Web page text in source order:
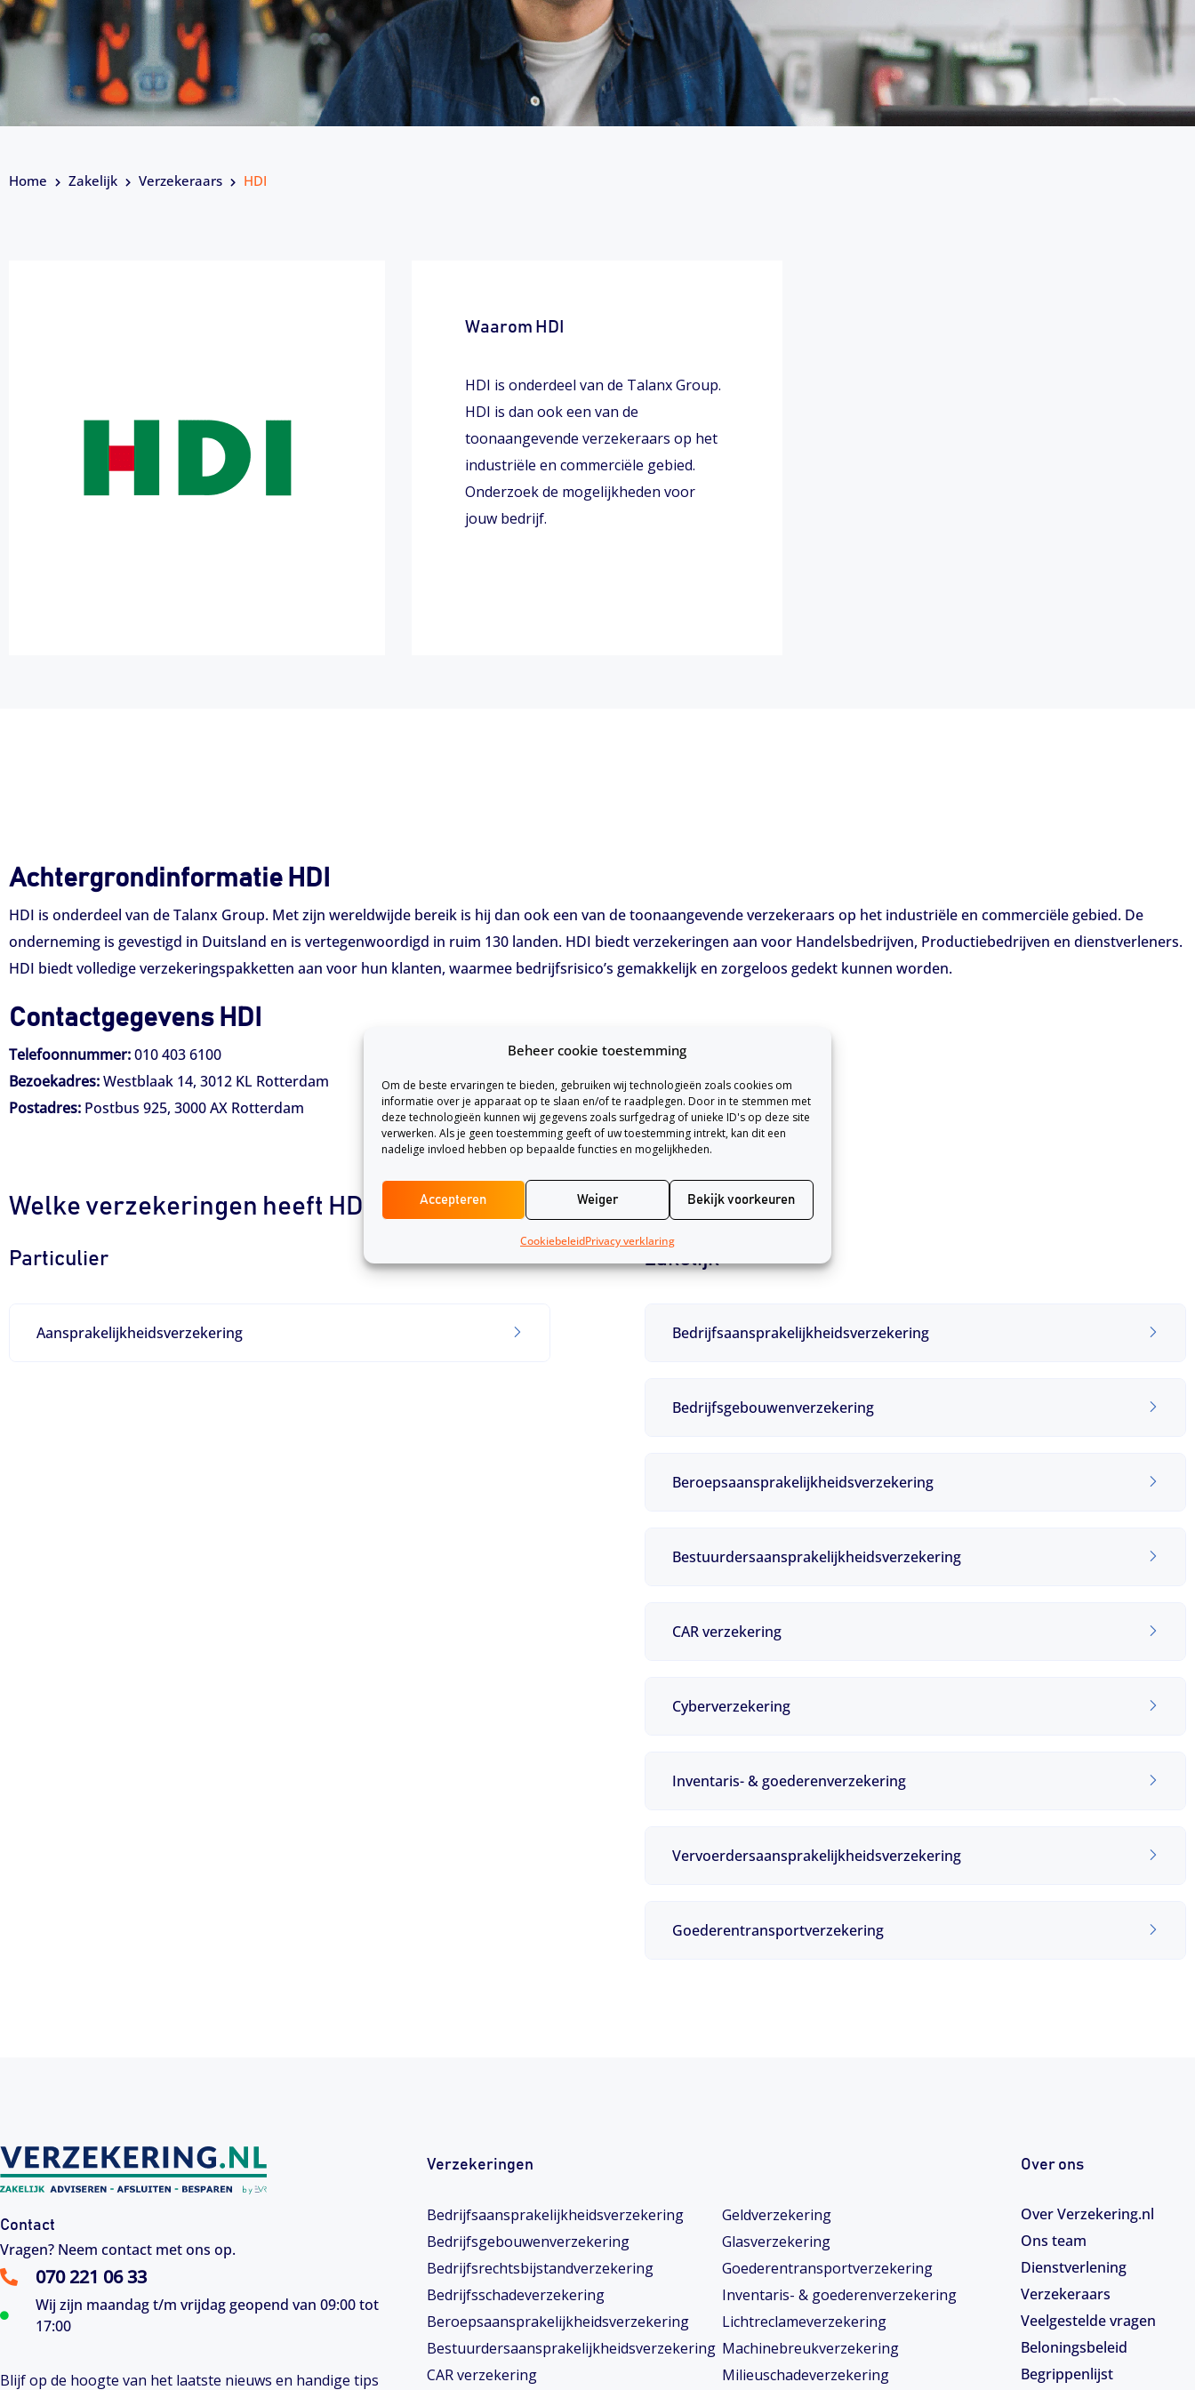
Beheer cookie toestemming
Om de beste ervaringen te bieden, gebruiken wij technologieën zoals cookies om
informatie over je apparaat op te slaan en/of te raadplegen. Door in te stemmen met
deze technologieën kunnen wij gegevens zoals surfgedrag of unieke ID's op deze site
verwerken. Als je geen toestemming geeft of uw toestemming intrekt, kan dit een
nadelige invloed hebben op bepaalde functies en mogelijkheden.
Accepteren Weiger Bekijk voorkeuren
CookiebeleidPrivacy verklaring
Home Zakelijk Verzekeraars HDI
Waarom HDI
HDI is onderdeel van de Talanx Group.
HDI is dan ook een van de
toonaangevende verzekeraars op het
industriële en commerciële gebied.
Onderzoek de mogelijkheden voor
jouw bedrijf.
Achtergrondinformatie HDI
HDI is onderdeel van de Talanx Group. Met zijn wereldwijde bereik is hij dan ook een van de toonaangevende verzekeraars op het industriële en commerciële gebied. De
onderneming is gevestigd in Duitsland en is vertegenwoordigd in ruim 130 landen. HDI biedt verzekeringen aan voor Handelsbedrijven, Productiebedrijven en dienstverleners.
HDI biedt volledige verzekeringspakketten aan voor hun klanten, waarmee bedrijfsrisico’s gemakkelijk en zorgeloos gedekt kunnen worden.
Contactgegevens HDI
Telefoonnummer:010 403 6100
Bezoekadres:Westblaak 14, 3012 KL Rotterdam
Postadres: Postbus 925, 3000 AX Rotterdam
Welke verzekeringen heeft HDI?
Particulier
Aansprakelijkheidsverzekering
Zakelijk
Bedrijfsaansprakelijkheidsverzekering
Bedrijfsgebouwenverzekering
Beroepsaansprakelijkheidsverzekering
Bestuurdersaansprakelijkheidsverzekering
CAR verzekering
Cyberverzekering
Inventaris- & goederenverzekering
Vervoerdersaansprakelijkheidsverzekering
Goederentransportverzekering
Contact
Vragen? Neem contact met ons op.
070 221 06 33
Wij zijn maandag t/m vrijdag geopend van 09:00 tot
17:00
Blijf op de hoogte van het laatste nieuws en handige tips
Verzekeringen
Bedrijfsaansprakelijkheidsverzekering
Bedrijfsgebouwenverzekering
Bedrijfsrechtsbijstandverzekering
Bedrijfsschadeverzekering
Beroepsaansprakelijkheidsverzekering
Bestuurdersaansprakelijkheidsverzekering
CAR verzekering
Geldverzekering
Glasverzekering
Goederentransportverzekering
Inventaris- & goederenverzekering
Lichtreclameverzekering
Machinebreukverzekering
Milieuschadeverzekering
Over ons
Over Verzekering.nl
Ons team
Dienstverlening
Verzekeraars
Veelgestelde vragen
Beloningsbeleid
Begrippenlijst